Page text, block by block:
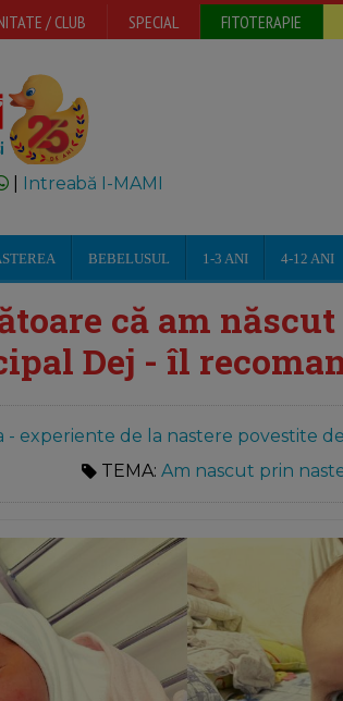
/ CLUB SPECIAL FITOTERAPIE
Intreabă I-MAMI
BEBELUSUL 1-3 ANI 4-12 ANI
că am
Dej - îl
- experiente de la nastere povestite
TEMA: Am nascut prin